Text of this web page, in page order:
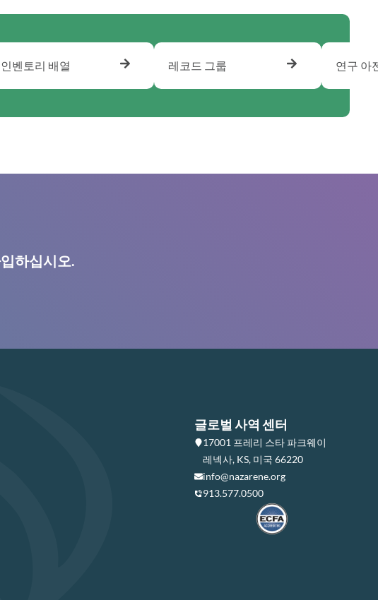
인벤토리 배열 레코드 그룹 연구 아
하십시오.
글로벌 사역 센터
17001 프레리 스타 파크웨이
레넥사, KS, 미국 66220
info@nazarene.org
913.577.0500